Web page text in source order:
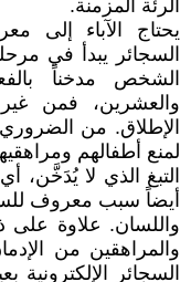
الرئة المزمنة.
السجائر يبدأ في
الشخص مدخناً
والعشرين، فمن
الإطلاق. من
لمنع أطفالهم
التبغ الذي لا يُدَخَّن،
أيضاً سبب معروف
واللسان. علاوة على
والمراهقين من
السجائر